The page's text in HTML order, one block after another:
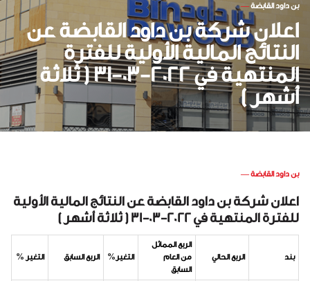
بن داود القابضة—
اعلان شركة بن داود القابضة عن
النتائج المالية الأولية للفترة
المنتهية في 2022-03-31 ( ثلاثة
أشهر )
بن داود القابضة—
اعلان شركة بن داود القابضة عن النتائج المالية الأولية
للفترة المنتهية في 2022-03-31 ( ثلاثة أشهر )
بند الربع الحالي
الربع المماثل
من العام
السابق
التغير% الربع السابق التغير %